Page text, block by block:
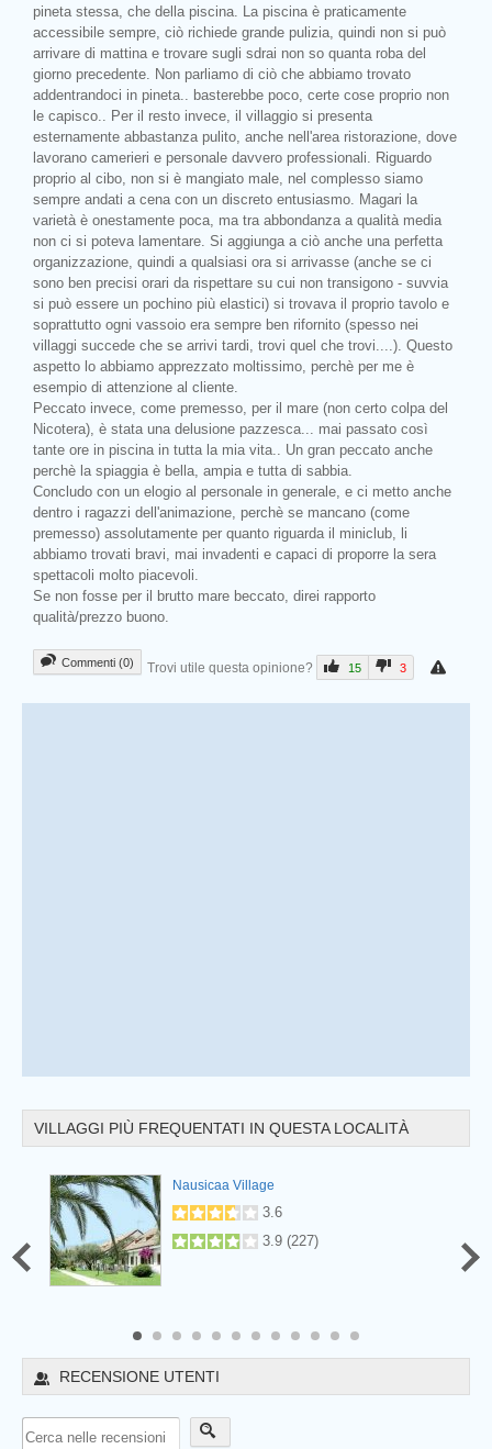
pineta stessa, che della piscina. La piscina è praticamente
accessibile sempre, ciò richiede grande pulizia, quindi non si può
arrivare di mattina e trovare sugli sdrai non so quanta roba del
giorno precedente. Non parliamo di ciò che abbiamo trovato
addentrandoci in pineta.. basterebbe poco, certe cose proprio non
le capisco.. Per il resto invece, il villaggio si presenta
esternamente abbastanza pulito, anche nell'area ristorazione, dove
lavorano camerieri e personale davvero professionali. Riguardo
proprio al cibo, non si è mangiato male, nel complesso siamo
sempre andati a cena con un discreto entusiasmo. Magari la
varietà è onestamente poca, ma tra abbondanza a qualità media
non ci si poteva lamentare. Si aggiunga a ciò anche una perfetta
organizzazione, quindi a qualsiasi ora si arrivasse (anche se ci
sono ben precisi orari da rispettare su cui non transigono - suvvia
si può essere un pochino più elastici) si trovava il proprio tavolo e
soprattutto ogni vassoio era sempre ben rifornito (spesso nei
villaggi succede che se arrivi tardi, trovi quel che trovi....). Questo
aspetto lo abbiamo apprezzato moltissimo, perchè per me è
esempio di attenzione al cliente.
Peccato invece, come premesso, per il mare (non certo colpa del
Nicotera), è stata una delusione pazzesca... mai passato così
tante ore in piscina in tutta la mia vita.. Un gran peccato anche
perchè la spiaggia è bella, ampia e tutta di sabbia.
Concludo con un elogio al personale in generale, e ci metto anche
dentro i ragazzi dell'animazione, perchè se mancano (come
premesso) assolutamente per quanto riguarda il miniclub, li
abbiamo trovati bravi, mai invadenti e capaci di proporre la sera
spettacoli molto piacevoli.
Se non fosse per il brutto mare beccato, direi rapporto
qualità/prezzo buono.
Commenti (0) Trovi utile questa opinione? 15 3
VILLAGGI PIÙ FREQUENTATI IN QUESTA LOCALITÀ
Nausicaa Village
3.6
3.9 (227)
RECENSIONE UTENTI